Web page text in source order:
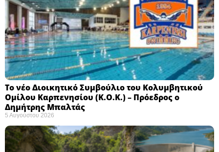
Το νέο Διοικητικό Συμβούλιο του Κολυμβητικού
Ομίλου Καρπενησίου (Κ.Ο.Κ.) – Πρόεδρος ο
Δημήτρης Μπαλτάς
5 Αυγούστου 2026